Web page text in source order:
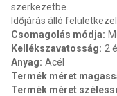
szerkezetbe.
Időjárás álló
Csomagolás módja:
Kellékszavatosság: 2
Anyag: Acél
Termék méret
Termék méret